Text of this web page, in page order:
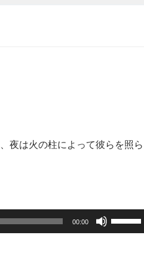
夜は火の柱によって彼らを照ら
00:00
リ